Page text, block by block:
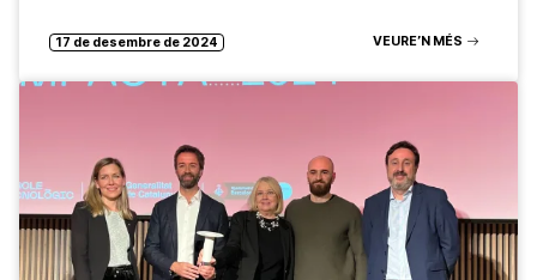
17 de desembre de 2024 VEURE’N MÉS